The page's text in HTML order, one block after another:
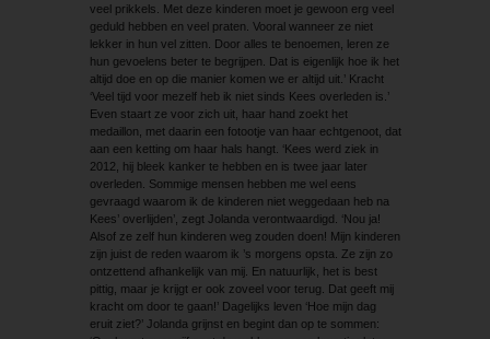
veel prikkels. Met deze kinderen moet je gewoon erg veel
geduld hebben en veel praten. Vooral wanneer ze niet
lekker in hun vel zitten. Door alles te benoemen, leren ze
hun gevoelens beter te begrijpen. Dat is eigenlijk hoe ik het
altijd doe en op die manier komen we er altijd uit.’ Kracht
‘Veel tijd voor mezelf heb ik niet sinds Kees overleden is.’
Even staart ze voor zich uit, haar hand zoekt het
medaillon, met daarin een fotootje van haar echtgenoot, dat
aan een ketting om haar hals hangt. ‘Kees werd ziek in
2012, hij bleek kanker te hebben en is twee jaar later
overleden. Sommige mensen hebben me wel eens
gevraagd waarom ik de kinderen niet weggedaan heb na
Kees’ overlijden’, zegt Jolanda verontwaardigd. ‘Nou ja!
Alsof ze zelf hun kinderen weg zouden doen! Mijn kinderen
zijn juist de reden waarom ik ’s morgens opsta. Ze zijn zo
ontzettend afhankelijk van mij. En natuurlijk, het is best
pittig, maar je krijgt er ook zoveel voor terug. Dat geeft mij
kracht om door te gaan!’ Dagelijks leven ‘Hoe mijn dag
eruit ziet?’ Jolanda grijnst en begint dan op te sommen: